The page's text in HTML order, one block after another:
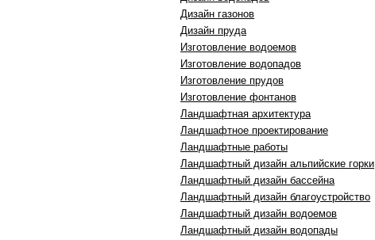
Дизайн газонов
Дизайн пруда
Изготовление водоемов
Изготовление водопадов
Изготовление прудов
Изготовление фонтанов
Ландшафтная архитектура
Ландшафтное проектирование
Ландшафтные работы
Ландшафтный дизайн альпийские горки
Ландшафтный дизайн бассейна
Ландшафтный дизайн благоустройство
Ландшафтный дизайн водоемов
Ландшафтный дизайн водопады